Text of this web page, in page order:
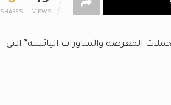
SHARES VIEWS
المغرضة والمناورات اليائسة” التي